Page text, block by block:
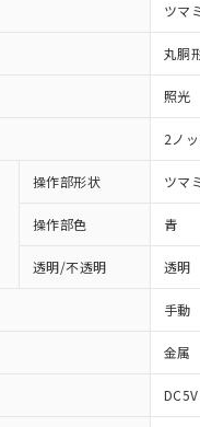
ツマ
丸胴
照光
2ノ
操作部形状 ツマ
操作部色 青
透明/不透明 透明
手動
金属